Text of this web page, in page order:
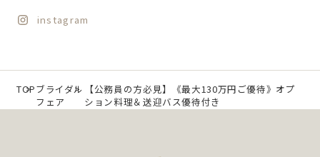
instagram
TOPブライダル
フェア
【公務員の方必見】《最大130万円ご優待》オプ
ション料理＆送迎バス優待付き